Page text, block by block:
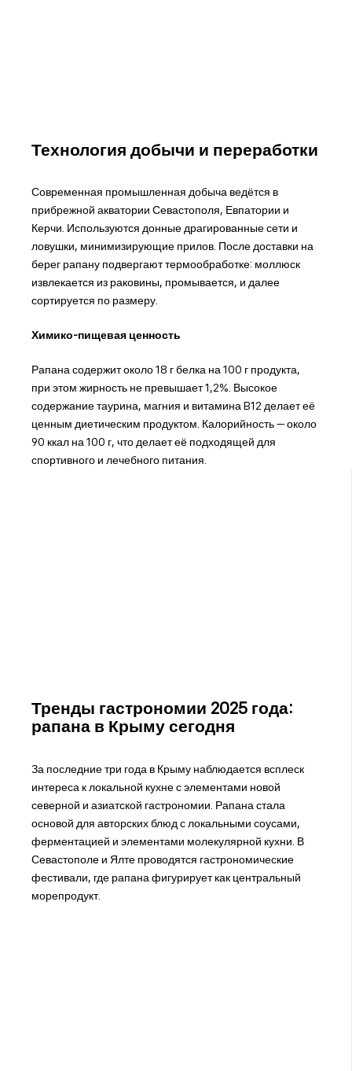
Технология добычи и переработки
Современная промышленная добыча ведётся в
прибрежной акватории Севастополя, Евпатории и
Керчи. Используются донные драгированные сети и
ловушки, минимизирующие прилов. После доставки на
берег рапану подвергают термообработке: моллюск
извлекается из раковины, промывается, и далее
сортируется по размеру.
Химико-пищевая ценность
Рапана содержит около 18 г белка на 100 г продукта,
при этом жирность не превышает 1,2%. Высокое
содержание таурина, магния и витамина B12 делает её
ценным диетическим продуктом. Калорийность — около
90 ккал на 100 г, что делает её подходящей для
спортивного и лечебного питания.
Тренды гастрономии 2025 года:
рапана в Крыму сегодня
За последние три года в Крыму наблюдается всплеск
интереса к локальной кухне с элементами новой
северной и азиатской гастрономии. Рапана стала
основой для авторских блюд с локальными соусами,
ферментацией и элементами молекулярной кухни. В
Севастополе и Ялте проводятся гастрономические
фестивали, где рапана фигурирует как центральный
морепродукт.